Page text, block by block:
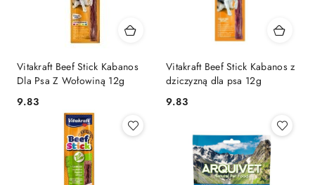
Vitakraft Beef Stick Kabanos
Dla Psa Z Wołowiną 12g
Cena:
9.83
Vitakraft Beef Stick Kabanos z
dziczyzną dla psa 12g
Cena:
9.83